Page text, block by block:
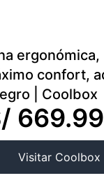
ergonómica,
confort,
Coolbox
669.99
Visitar Coolbox